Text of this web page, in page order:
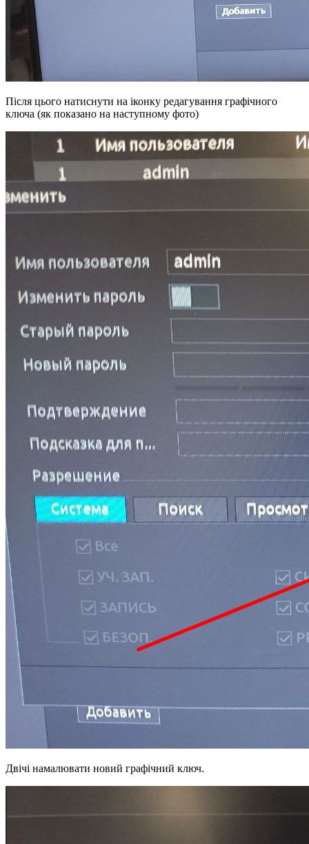
Після цього натиснути на іконку редагування графічного
ключа (як показано на наступному фото)
Двічі намалювати новий графічний ключ.